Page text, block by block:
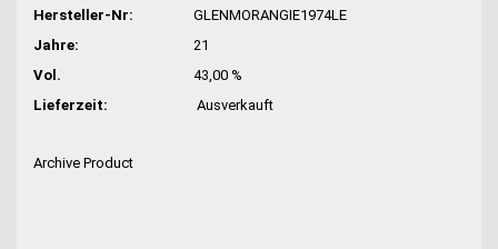
Hersteller-Nr:
GLENMORANGIE1974LE
Jahre:
21
Vol.
43,00 %
Lieferzeit:
Ausverkauft
Archive Product